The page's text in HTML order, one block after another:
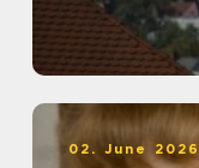
02. June 2026